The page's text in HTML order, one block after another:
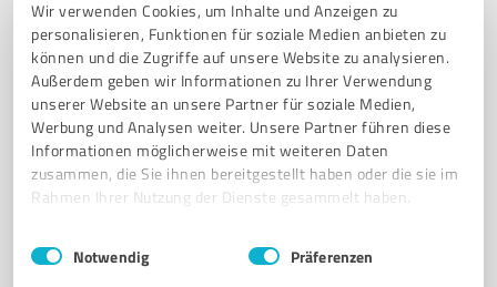
Wir verwenden Cookies, um Inhalte und Anzeigen zu
personalisieren, Funktionen für soziale Medien anbieten zu
können und die Zugriffe auf unsere Website zu analysieren.
Außerdem geben wir Informationen zu Ihrer Verwendung
unserer Website an unsere Partner für soziale Medien,
Werbung und Analysen weiter. Unsere Partner führen diese
Informationen möglicherweise mit weiteren Daten
zusammen, die Sie ihnen bereitgestellt haben oder die sie im
Rahmen Ihrer Nutzung der Dienste gesammelt haben.
Impressum Datenschutzbestimmungen
Einwilligungsauswahl
Notwendig Präferenzen
15Bewertungen (1 Quelle)